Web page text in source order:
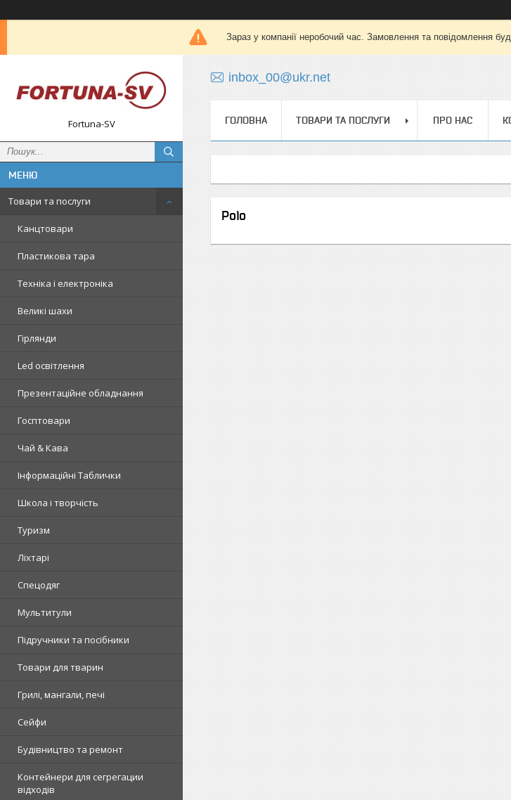
Зараз у компанії неробочий час. Замовлення та повідомлення
Fortuna-SV
Товари та послуги
Канцтовари
Пластикова тара
Техніка і електроніка
Великі шахи
Гірлянди
Led освітлення
Презентаційне обладнання
Госптовари
Чай & Кава
Інформаційні Таблички
Школа і творчість
Туризм
Ліхтарі
Спецодяг
Мультитули
Підручники та посібники
Товари для тварин
Грилі, мангали, печі
Сейфи
Будівництво та ремонт
Контейнери для сегрегации
відходів
inbox_00@ukr.net
ГОЛОВНА ТОВАРИ ТА ПОСЛУГИ ПРО НАС
Polo